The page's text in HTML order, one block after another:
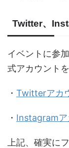
Twitter、
イベントに参
式アカウント
・ Twitterアカ
・ Instagramア
上記、確実に